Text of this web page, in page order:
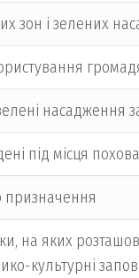
зон і зелених
насадження
під місця
призначення
на яких
культурні